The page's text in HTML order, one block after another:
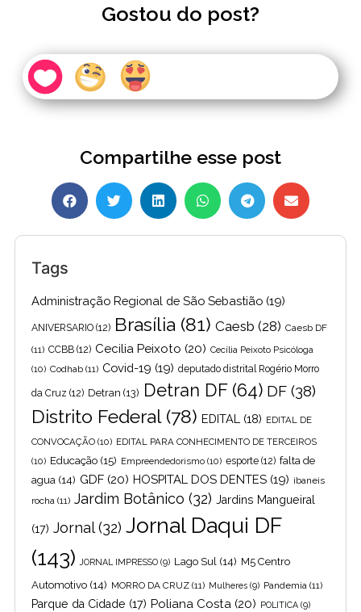
Gostou do post?
Compartilhe esse post
Tags
Administração Regional de São Sebastião (19)
ANIVERSARIO (12) Brasília (81) Caesb (28) Caesb DF
(11) CCBB (12) Cecilia Peixoto (20) Cecília Peixoto Psicóloga
(10) Codhab (11) Covid-19 (19) deputado distrital Rogério Morro
da Cruz (12) Detran (13) Detran DF(64) DF (38)
Distrito Federal(78) EDITAL (18) EDITAL DE
CONVOCAÇÃO (10) EDITAL PARA CONHECIMENTO DE TERCEIROS
(10) Educação (15) Empreendedorismo (10) esporte (12) falta de
agua (14) GDF (20) HOSPITAL DOS DENTES (19) ibaneis
rocha (11) Jardim Botânico (32) Jardins Mangueiral
(17) Jornal(32) Jornal Daqui DF
(143)
JORNAL IMPRESSO (9) Lago Sul (14) M5 Centro
Automotivo (14) MORRO DA CRUZ (11) Mulheres (9) Pandemia (11)
Parque da Cidade (17) Poliana Costa (20) POLITICA (9)